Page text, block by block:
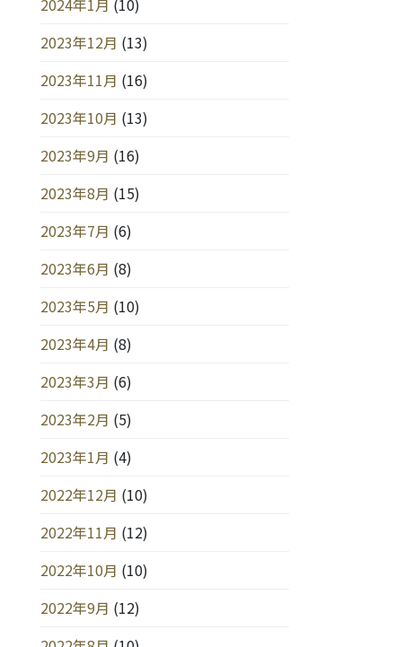
2024年1月 (10)
2023年12月 (13)
2023年11月 (16)
2023年10月 (13)
2023年9月 (16)
2023年8月 (15)
2023年7月 (6)
2023年6月 (8)
2023年5月 (10)
2023年4月 (8)
2023年3月 (6)
2023年2月 (5)
2023年1月 (4)
2022年12月 (10)
2022年11月 (12)
2022年10月 (10)
2022年9月 (12)